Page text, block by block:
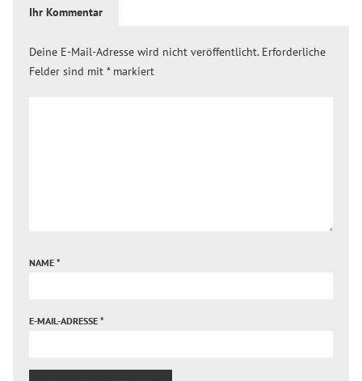
Ihr Kommentar
Deine E-Mail-Adresse wird nicht veröffentlicht. Erforderliche
Felder sind mit *markiert
NAME *
E-MAIL-ADRESSE *